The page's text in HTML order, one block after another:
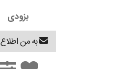
بزودی
به من